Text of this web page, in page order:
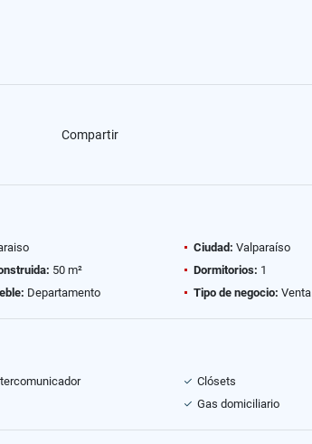
Compartir
Ciudad: Valparaíso
50 m² Dormitorios: 1
Departamento Tipo de negocio: Venta
Clósets
Gas domiciliario